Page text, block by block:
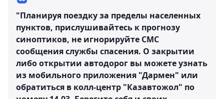
"Планируя поездку за пределы населенных
пунктов, прислушивайтесь к прогнозу
синоптиков, не игнорируйте СМС
сообщения службы спасения. О закрытии
либо открытии автодорог вы можете узнать
из мобильного приложения "Дармен" или
обратиться в колл-центр "Казавтожол" по